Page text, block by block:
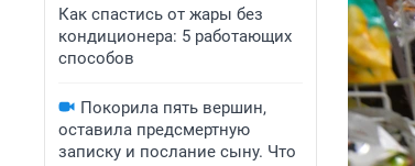
Как спастись от жары без
кондиционера: 5 работающих
способов
Покорила пять вершин,
оставила предсмертную
записку и послание сыну. Что